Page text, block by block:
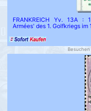
FRANKREICH Yv. 13A :
Armées' des 1. Golfkriegs